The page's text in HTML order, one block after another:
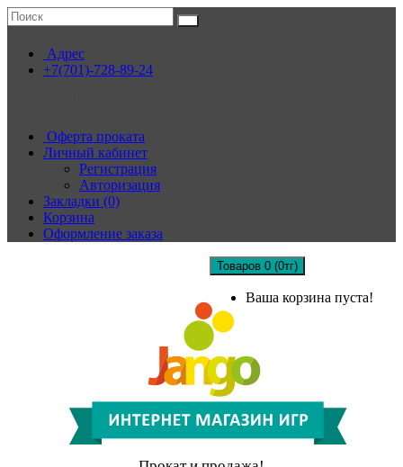
Адрес
+7(701)-728-89-24
Оферта проката
Личный кабинет
Регистрация
Авторизация
Закладки (0)
Корзина
Оформление заказа
Товаров 0 (0тг)
Ваша корзина пуста!